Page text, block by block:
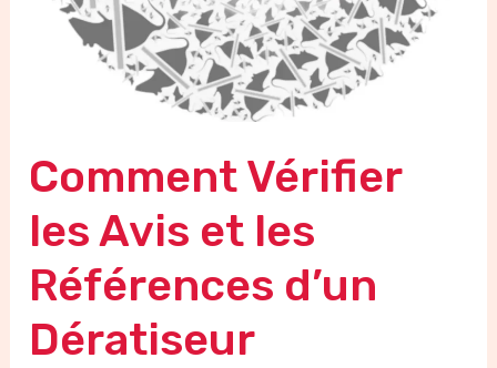
Comment Vérifier
les Avis et les
Références d’un
Dératiseur